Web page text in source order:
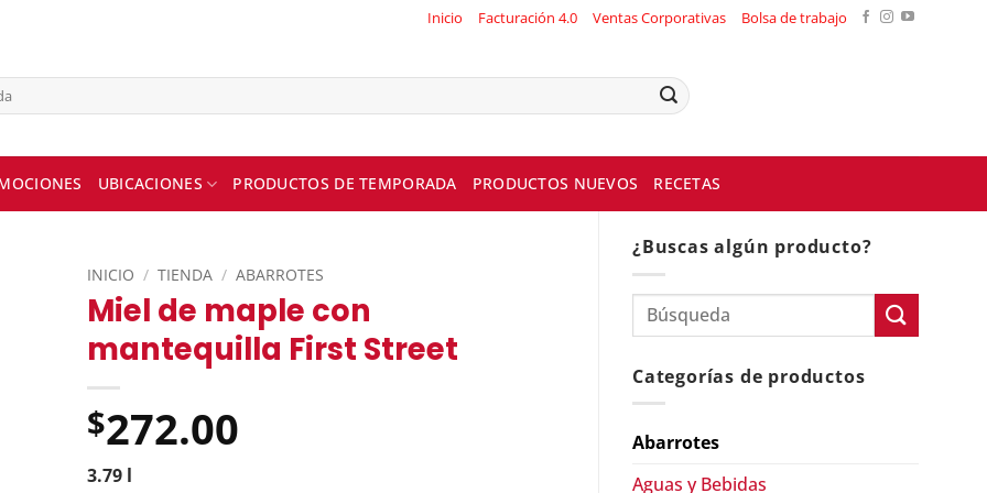
Inicio Facturación 4.0 Ventas Corporativas Bolsa de trabajo
UBICACIONES PRODUCTOS DE TEMPORADA PRODUCTOS NUEVOS RECETAS
¿Buscas algún producto?
Categorías de productos
Abarrotes
Aguas y Bebidas
INICIO / TIENDA / ABARROTES
Miel de maple con
mantequilla First Street
$272.00
3.79 l